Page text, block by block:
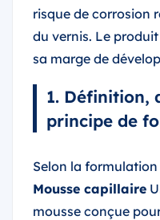
risque de corrosion
du vernis. Le
sa marge de
1. Définition,
principe de
Selon la formulation
Mousse capillaire
mousse conçue